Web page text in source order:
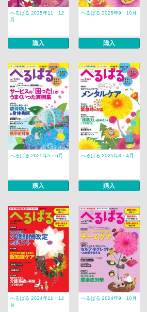
へるぱる 2025年11・12
月
購入
へるぱる 2025年9・10月
購入
へるぱる 2025年5・6月
購入
へるぱる 2025年3・4月
購入
へるぱる 2024年11・12
月
へるぱる 2024年9・10月